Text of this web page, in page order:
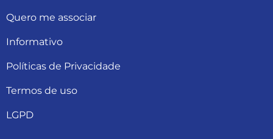
Quero me associar
Informativo
Políticas de Privacidade
Termos de uso
LGPD